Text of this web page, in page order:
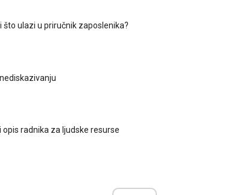
što ulazi u priručnik zaposlenika?
opis radnika za ljudske resurse